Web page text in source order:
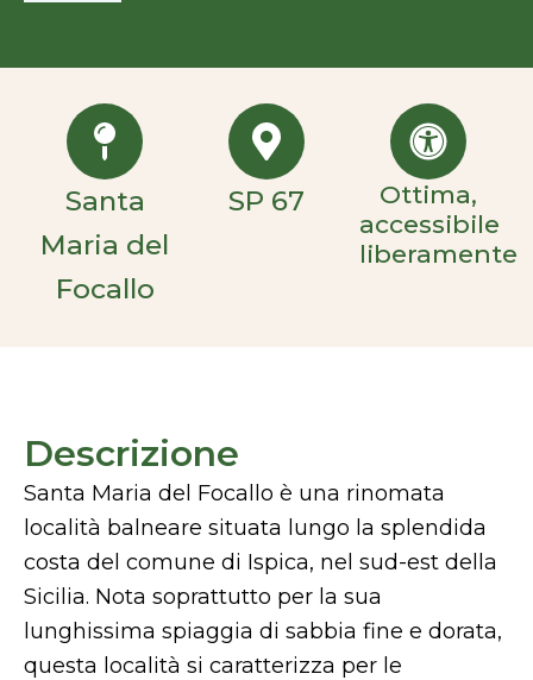
Santa
Maria del
Focallo
SP 67
Ottima,
accessibile
liberamente
Descrizione
Santa Maria del Focallo è una rinomata
località balneare situata lungo la splendida
costa del comune di Ispica, nel sud-est della
Sicilia. Nota soprattutto per la sua
lunghissima spiaggia di sabbia fine e dorata,
questa località si caratterizza per le